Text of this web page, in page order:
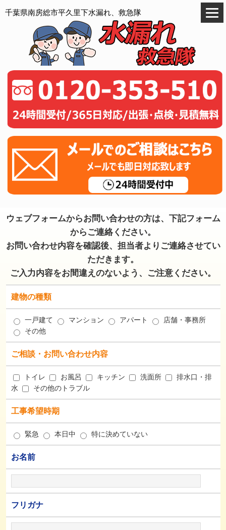
千葉県南房総市平久里下水漏れ、救急隊
ウェブフォームからお問い合わせの方は、下記フォーム
からご連絡ください。
お問い合わせ内容を確認後、担当者よりご連絡させてい
ただきます。
ご入力内容をお間違えのないよう、ご注意ください。
建物の種類
一戸建て マンション アパート
店舗・事務所
その他
ご相談・お問い合わせ内容
トイレ お風呂 キッチン 洗面所
排水口・排
水
その他のトラブル
工事希望時期
緊急 本日中 特に決めていない
お名前
フリガナ